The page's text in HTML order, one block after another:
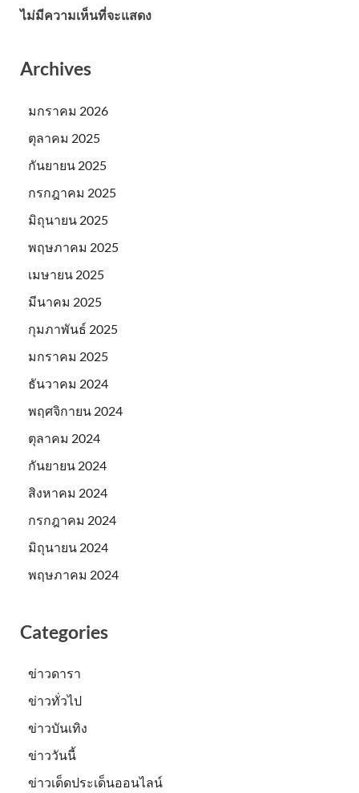
ไม่มีความเห็นที่จะแสดง
Archives
มกราคม 2026
ตุลาคม 2025
กันยายน 2025
กรกฎาคม 2025
มิถุนายน 2025
พฤษภาคม 2025
เมษายน 2025
มีนาคม 2025
กุมภาพันธ์ 2025
มกราคม 2025
ธันวาคม 2024
พฤศจิกายน 2024
ตุลาคม 2024
กันยายน 2024
สิงหาคม 2024
กรกฎาคม 2024
มิถุนายน 2024
พฤษภาคม 2024
Categories
ข่าวดารา
ข่าวทั่วไป
ข่าวบันเทิง
ข่าววันนี้
ข่าวเด็ดประเด็นออนไลน์